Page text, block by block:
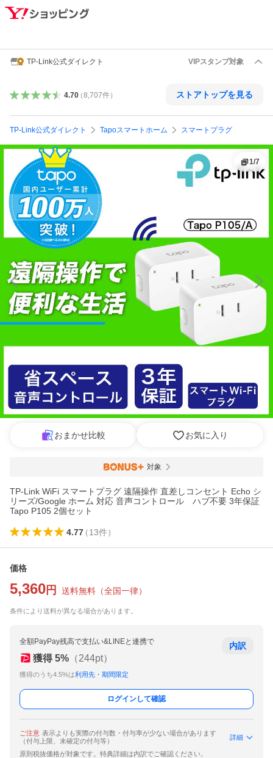
TP-Link公式ダイレクト VIPスタンプ対象
4.70（8,707件） ストアトップを見る
TP-Link公式ダイレクト Tapoスマートホーム スマートプラグ
1/7
おまかせ比較 お気に入り
対象
TP-Link WiFi スマートプラグ 遠隔操作 直差しコンセント Echo シ
リーズ/Google ホーム 対応 音声コントロール ハブ不要 3年保証
Tapo P105 2個セット
4.77（13件）
価格
5,360 円 送料無料 （全国一律）
条件により送料が異なる場合があります。
全額PayPay残高で支払い&LINEと連携で
獲得 5% （244pt）
獲得のうち4.5%は利用先・期間限定
内訳
ログインして確認
ご注意 表示よりも実際の付与数・付与率が少ない場合があります
（付与上限、未確定の付与等）
詳細
原則税抜価格が対象です。特典詳細は内訳でご確認ください。